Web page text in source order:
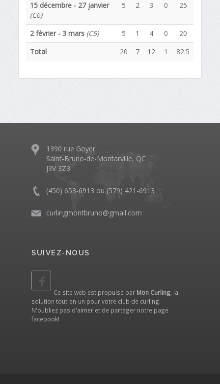
15 décembre - 27 janvier
(C6)
5 2 3 0 25
2 février - 3 mars (C5) 5 1 4 0
20
Total
20 7 12 1 82.5
1390 rue Goyer
Saint-Bruno-de-Montarville, QC
J3V 3Z3
(450) 653-6913 ou (579) 421-6913
curlingmontbruno@gmail.com
SUIVEZ-NOUS
Ce site web est propulsé par Mon Curling, la
solution tout-en-un pour votre club de curling.
N'oubliez pas d'aimer et de partager notre page
facebook!